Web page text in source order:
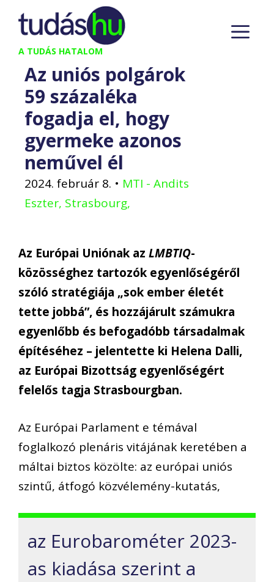
Kilépés
tartalomba
A TUDÁS HATALOM
Az uniós polgárok
59 százaléka
fogadja el, hogy
gyermeke azonos
neművel él
2024. február 8. • MTI - Andits
Eszter, Strasbourg,
Az Európai Uniónak az LMBTIQ-
közösséghez tartozók egyenlőségéről
szóló stratégiája „sok ember életét
tette jobbá”, és hozzájárult számukra
egyenlőbb és befogadóbb társadalmak
építéséhez – jelentette ki Helena Dalli,
az Európai Bizottság egyenlőségért
felelős tagja Strasbourgban.
Az Európai Parlament e témával
foglalkozó plenáris vitájának keretében a
máltai biztos közölte: az európai uniós
szintű, átfogó közvélemény-kutatás,
az Eurobarométer 2023-
as kiadása szerint a